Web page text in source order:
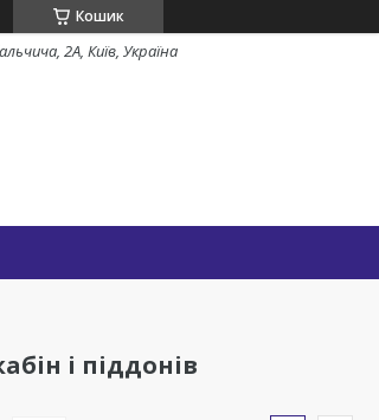
Кошик
2А, Київ, Україна
і піддонів